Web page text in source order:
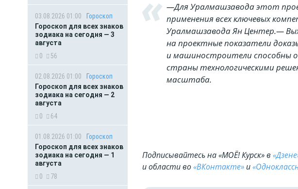
03.08.2026 01:00
Гороскоп
Гороскоп для всех знаков
зодиака на сегодня — 3
августа
0
56
02.08.2026 01:00
Гороскоп
Гороскоп для всех знаков
зодиака на сегодня — 2
августа
0
64
01.08.2026 01:00
Гороскоп
Гороскоп для всех знаков
зодиака на сегодня — 1
августа
0
78
—Для Уралмашзавода этот
применения всех ключевых
Уралмашзавода Ян Центер.—
на проектные показатели
и машиностроители способны
страны технологическими
масштаба.
Подписывайтесь на «МОЁ! Курск» в
и области во«ВКонтакте» и